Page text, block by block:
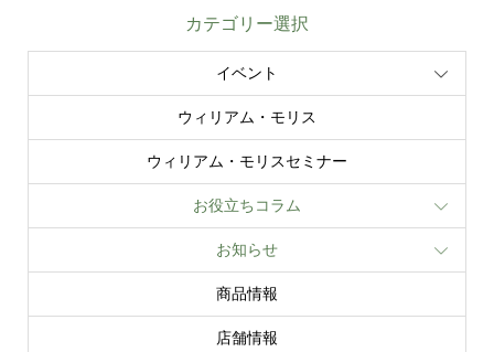
カテゴリー選択
イベント
ウィリアム・モリス
ウィリアム・モリスセミナー
お役立ちコラム
お知らせ
商品情報
店舗情報